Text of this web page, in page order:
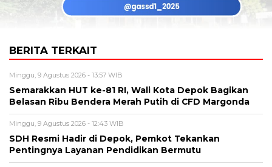
BERITA TERKAIT
Minggu, 9 Agustus 2026 - 13:57 WIB
Semarakkan HUT ke-81 RI, Wali Kota Depok Bagikan
Belasan Ribu Bendera Merah Putih di CFD Margonda
Minggu, 9 Agustus 2026 - 12:43 WIB
SDH Resmi Hadir di Depok, Pemkot Tekankan
Pentingnya Layanan Pendidikan Bermutu